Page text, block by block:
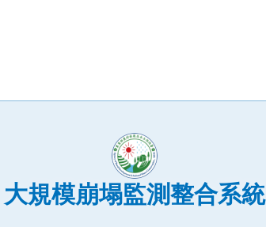
大規模崩塌監測整合系統